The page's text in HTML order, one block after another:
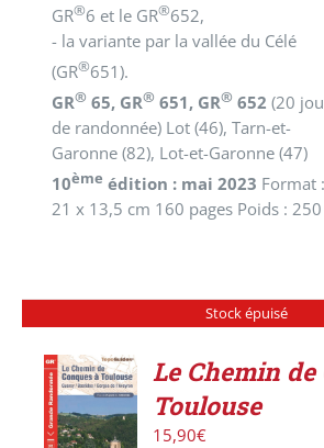
GR®6 et le GR®652,
- la variante par la vallée du Célé
(GR®651).
GR® 65, GR® 651, GR® 652(20
de randonnée) Lot (46), Tarn-et-
Garonne (82), Lot-et-Garonne (47)
10ème édition : mai 2023 Format :
21 x 13,5 cm 160 pages Poids :
Stock épuisé
DÉTAILS
Le Chemin de
Toulouse
15,90€